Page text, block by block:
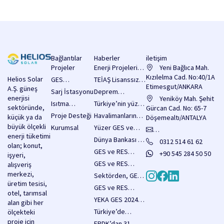
Helios Solar
A.Ş. güneş
enerjisi
sektöründe,
küçük ya da
büyük ölçekli
enerji tüketimi
olan; konut,
işyeri,
alışveriş
merkezi,
üretim tesisi,
otel, tarımsal
alan gibi her
ölçekteki
proje için
Bağlantılar
Projeler
GES
Sistemleri
Sarj İstasyonu
Isıtma
Sistemleri
Proje Desteği
Kurumsal
Haberler
Enerji Projelerine
2 Milyar Dolarlık
Kredi
Sağlanacak!
TEİAŞ Lisanssız
Elektrik Üretimi
Yatırım
Başvuruları İçin
3.750 MW’lık
Kapasite Hakkı
Duyurusu
Yayımladı
Deprem
Bölgesinde
Yenilenebilir
Enerji
Yatırımlarına
Destekler Arttı,
Yatırımların Önü
Türkiye’nin yüzer
GES potansiyeli
hesaplanıyor
Havalimanlarında
enerji verimliliği
enerjisi
santralleri
yaygınlaştırılacak
Yüzer GES ve
RES Hakkında
Düzenlemeler
İçeren Kanun
Teklifi Pazartesi
Meclise
Sunulacak
Dünya Bankası 18
Milyar Dolar
Sağlayacak
GES ve RES
tesislerine
denetimi
muafiyeti
sağlayan önemli
düzenlemeler,
Köy Kanunu
GES ve RES
projeleri için
kamulaştırma
kararları
duyuruldu
Sektörden, GES
kapasitesinin 5
megavatı aşması
hedefine tam
GES ve RES
Yatırımlarında
Muafiyeti Resmi
YEKA GES 2024
ihale şartnamesi
yayımlandı
Türkiye’de
2025’in İlk Sekiz
iletişim
Yeni Bağlıca Mah.
Kızılelma Cad. No:40/1A
Etimesgut/ANKARA
Yeniköy Mah. Şehit
Gürcan Cad. No: 65-7
Döşemealtı/ANTALYA
info@heliossolar.com.tr
0312 514 61 62
+90 545 284 50 50